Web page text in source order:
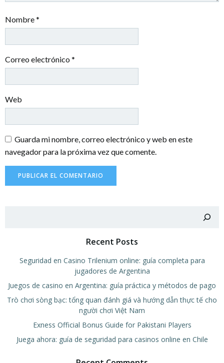
Nombre*
Correo electrónico*
Web
Guarda mi nombre, correo electrónico y web en este
navegador para la próxima vez que comente.
Recent Posts
Seguridad en Casino Trilenium online: guía completa para
jugadores de Argentina
Juegos de casino en Argentina: guía práctica y métodos de pago
Trò chơi sòng bạc: tổng quan đánh giá và hướng dẫn thực tế cho
người chơi Việt Nam
Exness Official Bonus Guide for Pakistani Players
Juega ahora: guía de seguridad para casinos online en Chile